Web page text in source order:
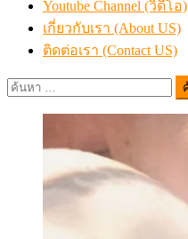
Youtube Channel (วิดีโอ)
เกี่ยวกับเรา (About US)
ติดต่อเรา (Contact US)
ค้นหา